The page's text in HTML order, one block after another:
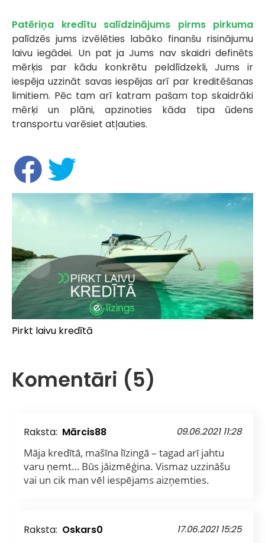
Patēriņa kredītu salīdzinājums pirms pirkuma
palīdzēs jums izvēlēties labāko finanšu risinājumu
laivu iegādei. Un pat ja Jums nav skaidri definēts
mērķis par kādu konkrētu peldlīdzekli, Jums ir
iespēja uzzināt savas iespējas arī par kreditēšanas
limitiem. Pēc tam arī katram pašam top skaidrāki
mērķi un plāni, apzinoties kāda tipa ūdens
transportu varēsiet atļauties.
Pirkt laivu kredītā
Komentāri (5)
Raksta: Mārcis88 09.06.2021 11:28
Māja kredītā, mašīna līzingā – tagad arī jahtu
varu ņemt… Būs jāizmēģina. Vismaz uzzināšu
vai un cik man vēl iespējams aizņemties.
Raksta: Oskars0 17.06.2021 15:25